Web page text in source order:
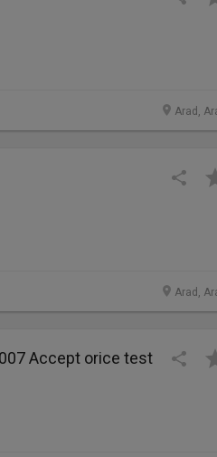
Arad,
Arad,
Accept orice test